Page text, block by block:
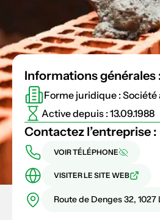
Informations générales
Forme juridique : Société
Active depuis : 13.09.1988
Contactez l’entreprise :
VOIR TÉLÉPHONE
VISITER LE SITE WEB
Route de Denges 32, 1027